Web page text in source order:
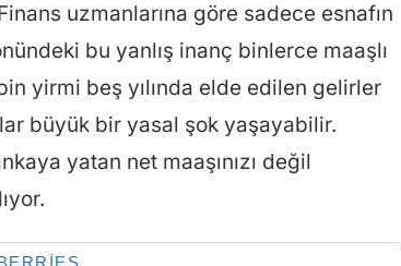
uzmanlarına göre sadece esnafın
bu yanlış inanç binlerce maaşlı
yirmi beş yılında elde edilen gelirler
büyük bir yasal şok yaşayabilir.
yatan net maaşınızı değil